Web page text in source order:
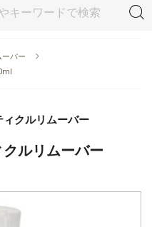
ーバー
ィクルリムーバー
ルリムーバー